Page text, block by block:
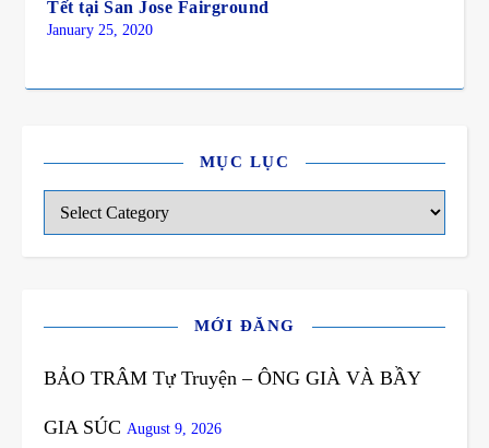
Tết tại San Jose Fairground
January 25, 2020
MỤC LỤC
MỚI ĐĂNG
BẢO TRÂM Tự Truyện – ÔNG GIÀ VÀ BẦY
GIA SÚC August 9, 2026